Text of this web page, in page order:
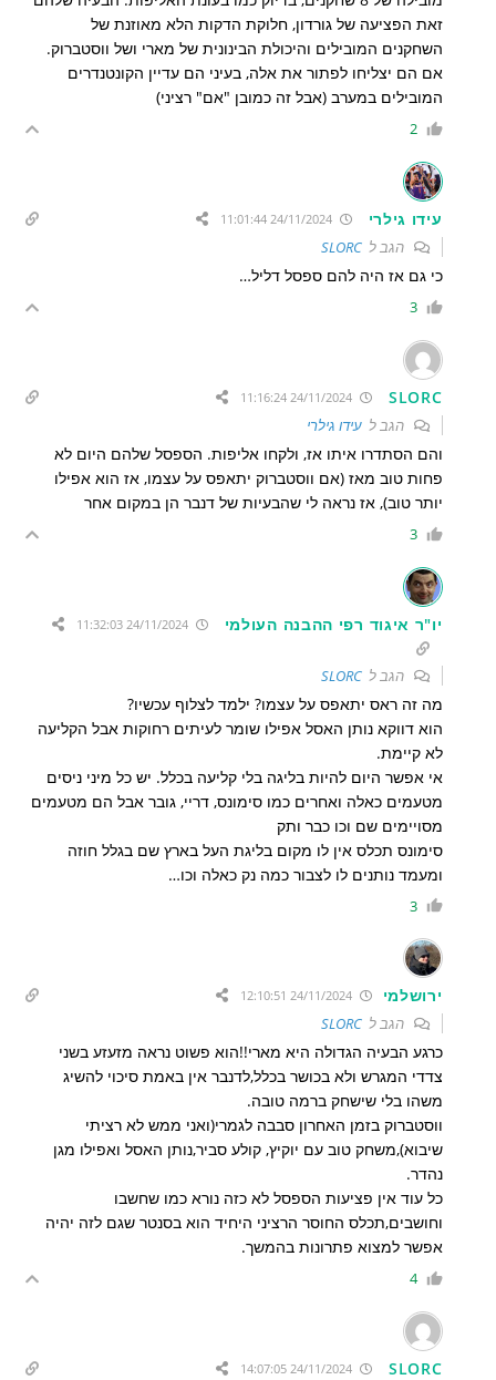
זאת הפציעה של גורדון, חלוקת הדקות הלא מאוזנת של
השחקנים המובילים והיכולת הבינונית של מארי ושל ווסטברוק.
אם הם יצליחו לפתור את אלה, בעיני הם עדיין הקונטנדרים
המובילים במערב (אבל זה כמובן "אם" רציני)
2
עידו גילרי 24/11/2024 11:01:44
הגב לSLORC
כי גם אז היה להם ספסל דליל…
3
SLORC
הגב לעידו גילרי
והם הסתדרו איתו אז, ולקחו אליפות. הספסל שלהם היום לא
פחות טוב מאז (אם ווסטברוק יתאפס על עצמו, אז הוא אפילו
יותר טוב), אז נראה לי שהבעיות של דנבר הן במקום אחר
3
יו"ר איגוד רפי ההבנה העולמי 24/11/2024 11:32:03
הגב לSLORC
מה זה ראס יתאפס על עצמו? ילמד לצלוף עכשיו?
הוא דווקא נותן האסל אפילו שומר לעיתים רחוקות אבל הקליעה
לא קיימת.
אי אפשר היום להיות בליגה בלי קליעה בכלל. יש כל מיני ניסים
מטעמים כאלה ואחרים כמו סימונס, דריי, גובר אבל הם מטעמים
מסויימים שם וכו כבר ותק
סימונס תכלס אין לו מקום בליגת העל בארץ שם בגלל חוזה
ומעמד נותנים לו לצבור כמה נק כאלה וכו…
3
ירושלמי 24/11/2024 12:10:51
הגב לSLORC
כרגע הבעיה הגדולה היא מארי!!הוא פשוט נראה מזעזע בשני
צדדי המגרש ולא בכושר בכלל,לדנבר אין באמת סיכוי להשיג
משהו בלי שישחק ברמה טובה.
ווסטברוק בזמן האחרון סבבה לגמרי(ואני ממש לא רציתי
שיבוא),משחק טוב עם יוקיץ, קולע סביר,נותן האסל ואפילו מגן
נהדר.
כל עוד אין פציעות הספסל לא כזה נורא כמו שחשבו
וחושבים,תכלס החוסר הרציני היחיד הוא בסנטר שגם לזה יהיה
אפשר למצוא פתרונות בהמשך.
4
SLORC